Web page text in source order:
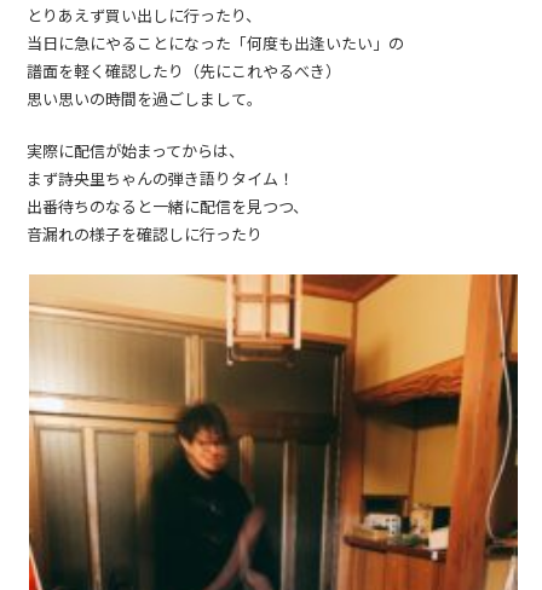
とりあえず買い出しに行ったり、
当日に急にやることになった「何度も出逢いたい」の
譜面を軽く確認したり（先にこれやるべき）
思い思いの時間を過ごしまして。
実際に配信が始まってからは、
まず詩央里ちゃんの弾き語りタイム！
出番待ちのなると一緒に配信を見つつ、
音漏れの様子を確認しに行ったり